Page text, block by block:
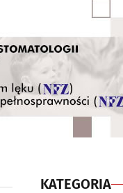
KATEGORIA